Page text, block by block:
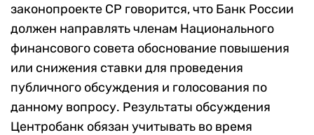
законопроекте СР говорится, что Банк России
должен направлять членам Национального
финансового совета обоснование повышения
или снижения ставки для проведения
публичного обсуждения и голосования по
данному вопросу. Результаты обсуждения
Центробанк обязан учитывать во время